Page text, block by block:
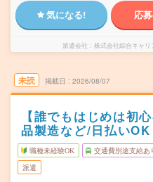
気になる! 応
派遣会社 株式会社綜合キャ
未読 掲載日 2026/08/07
【誰でもはじめは初
品製造など/日払いOK
職種未経験OK 交通費別途支給あ
派遣